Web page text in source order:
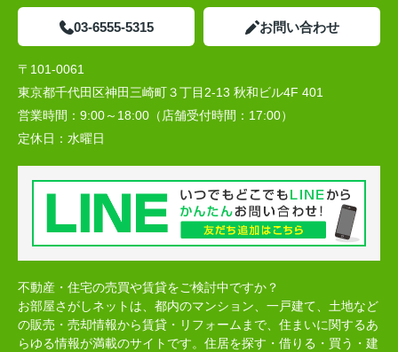
03-6555-5315 お問い合わせ
〒101-0061
東京都千代田区神田三崎町３丁目2-13 秋和ビル4F 401
営業時間： 9:00～18:00（店舗受付時間：17:00）
定休日： 水曜日
不動産・住宅の売買や賃貸をご検討中ですか？
お部屋さがしネットは、都内のマンション、一戸建て、土地など
の販売・売却情報から賃貸・リフォームまで、住まいに関するあ
らゆる情報が満載のサイトです。住居を探す・借りる・買う・建